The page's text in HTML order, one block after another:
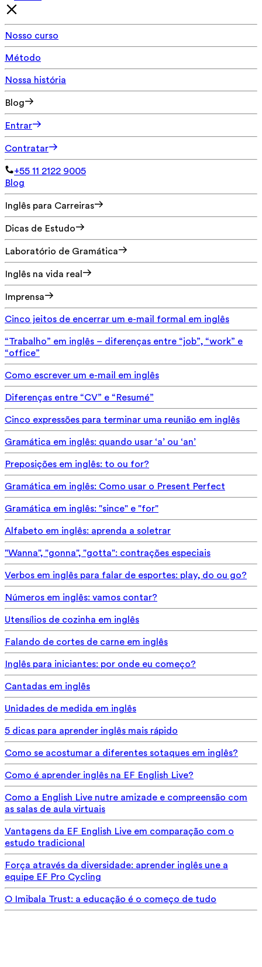
Nosso curso
Método
Nossa história
Blog
Entrar
Contratar
+55 11 2122 9005
Blog
Inglês para Carreiras
Dicas de Estudo
Laboratório de Gramática
Inglês na vida real
Imprensa
Cinco jeitos de encerrar um e-mail formal em inglês
“Trabalho” em inglês – diferenças entre “job”, “work” e
“office”
Como escrever um e-mail em inglês
Diferenças entre “CV” e “Resumé”
Cinco expressões para terminar uma reunião em inglês
Gramática em inglês: quando usar ‘a’ ou ‘an’
Preposições em inglês: to ou for?
Gramática em inglês: Como usar o Present Perfect
Gramática em inglês: "since" e "for"
Alfabeto em inglês: aprenda a soletrar
"Wanna", "gonna", "gotta": contrações especiais
Verbos em inglês para falar de esportes: play, do ou go?
Números em inglês: vamos contar?
Utensílios de cozinha em inglês
Falando de cortes de carne em inglês
Inglês para iniciantes: por onde eu começo?
Cantadas em inglês
Unidades de medida em inglês
5 dicas para aprender inglês mais rápido
Como se acostumar a diferentes sotaques em inglês?
Como é aprender inglês na EF English Live?
Como a English Live nutre amizade e compreensão com
as salas de aula virtuais
Vantagens da EF English Live em comparação com o
estudo tradicional
Força através da diversidade: aprender inglês une a
equipe EF Pro Cycling
O Imibala Trust: a educação é o começo de tudo